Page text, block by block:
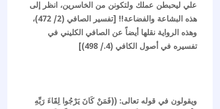
علي ليحبطن عملك ولتكونن من الخاسرين، انظر إلى
هذه البشاعة والفضاعة!! [تفسير الصافي (2/ 472)،
وهذه الرواية نقلها أيضاً عن الصافي الكليني في
تفسيره في أصول الكافي (4./ 498)]
ويقولون في قوله تعالى: ((فَمَنْ كَانَ يَرْجُوا لِقَاءَ رَبِّهِ